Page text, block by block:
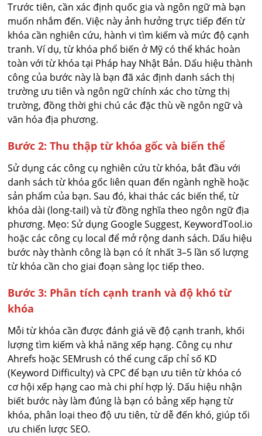
Trước tiên, cần xác định quốc gia và ngôn ngữ mà bạn
muốn nhắm đến. Việc này ảnh hưởng trực tiếp đến từ
khóa cần nghiên cứu, hành vi tìm kiếm và mức độ cạnh
tranh. Ví dụ, từ khóa phổ biến ở Mỹ có thể khác hoàn
toàn với từ khóa tại Pháp hay Nhật Bản. Dấu hiệu thành
công của bước này là bạn đã xác định danh sách thị
trường ưu tiên và ngôn ngữ chính xác cho từng thị
trường, đồng thời ghi chú các đặc thù về ngôn ngữ và
văn hóa địa phương.
Bước 2: Thu thập từ khóa gốc và biến thể
Sử dụng các công cụ nghiên cứu từ khóa, bắt đầu với
danh sách từ khóa gốc liên quan đến ngành nghề hoặc
sản phẩm của bạn. Sau đó, khai thác các biến thể, từ
khóa dài (long-tail) và từ đồng nghĩa theo ngôn ngữ địa
phương. Mẹo: Sử dụng Google Suggest, KeywordTool.io
hoặc các công cụ local để mở rộng danh sách. Dấu hiệu
bước này thành công là bạn có ít nhất 3–5 lần số lượng
từ khóa cần cho giai đoạn sàng lọc tiếp theo.
Bước 3: Phân tích cạnh tranh và độ khó từ
khóa
Mỗi từ khóa cần được đánh giá về độ cạnh tranh, khối
lượng tìm kiếm và khả năng xếp hạng. Công cụ như
Ahrefs hoặc SEMrush có thể cung cấp chỉ số KD
(Keyword Difficulty) và CPC để bạn ưu tiên từ khóa có
cơ hội xếp hạng cao mà chi phí hợp lý. Dấu hiệu nhận
biết bước này làm đúng là bạn có bảng xếp hạng từ
khóa, phân loại theo độ ưu tiên, từ dễ đến khó, giúp tối
ưu chiến lược SEO.